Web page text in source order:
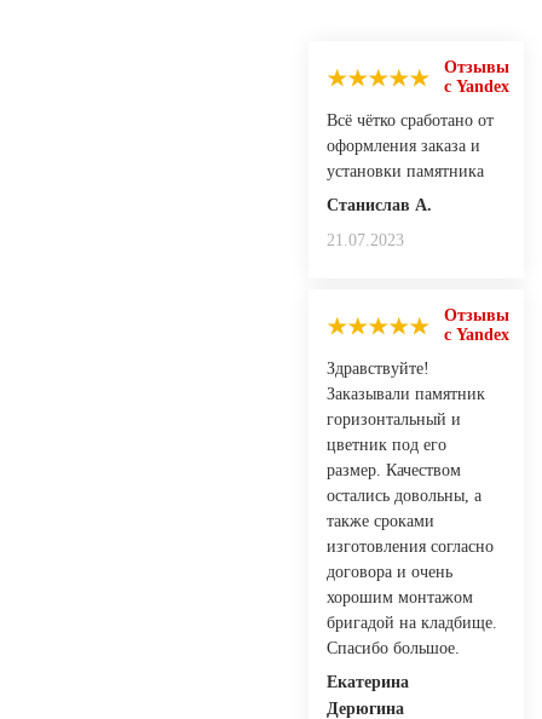
Отзывы
с Yandex
Всё чётко сработано от
оформления заказа и
установки памятника
Станислав А.
21.07.2023
Отзывы
с Yandex
Здравствуйте!
Заказывали памятник
горизонтальный и
цветник под его
размер. Качеством
остались довольны, а
также сроками
изготовления согласно
договора и очень
хорошим монтажом
бригадой на кладбище.
Спасибо большое.
Екатерина
Дерюгина